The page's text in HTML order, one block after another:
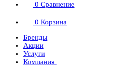
0 Сравнение
0 Корзина
Бренды
Акции
Услуги
Компания